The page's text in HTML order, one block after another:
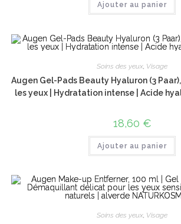
Ajouter au panier
Soins des yeux, Visage
Augen Gel-Pads Beauty Hyaluron (3
les yeux | Hydratation intense | Acide
18,60 €
Ajouter au panier
Soins des yeux, Visage